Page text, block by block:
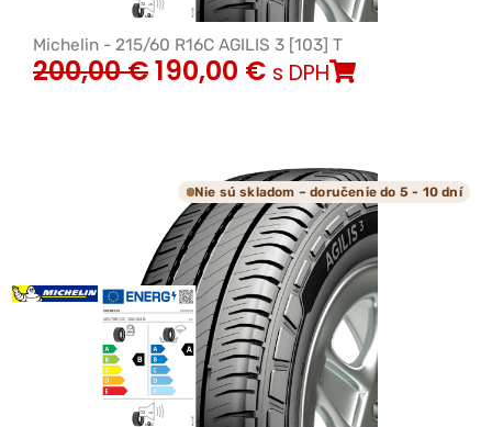
Michelin - 215/60 R16C AGILIS 3 [103] T
200,00€190,00 € s DPH
Nie sú skladom – doručenie do 5 - 10 dní